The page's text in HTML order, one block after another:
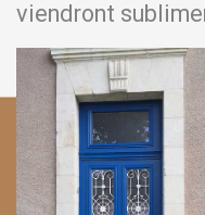
viendront